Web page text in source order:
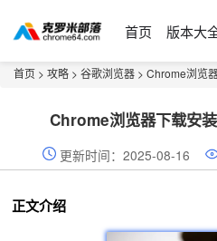
首页 版本大
首页 > 攻略 > 谷歌浏览器 > Chrome浏览
Chrome浏览器下载安
更新时间：2025-08-16
正文介绍